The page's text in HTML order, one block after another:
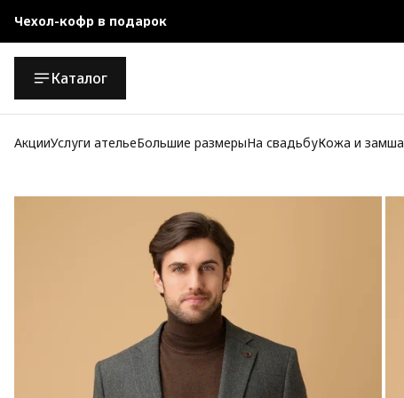
Чехол-кофр в подарок
Каталог
АкцииУслуги ательеБольшие размерыНа свадьбуКожа и замша